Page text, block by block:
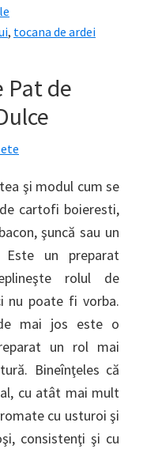
, tocana de ardei
Pat de
şi modul cum se
cartofi boieresti,
şuncă sau un
un preparat
rolul de
nu poate fi vorba.
mai jos este o
un rol mai
Bineînţeles că
cu atât mai mult
cu usturoi şi
consistenţi şi cu